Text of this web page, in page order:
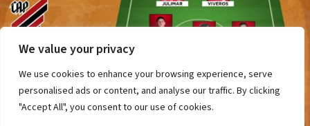
We value your privacy
We use cookies to enhance your browsing experience, serve
personalised ads or content, and analyse our traffic. By clicking
"Accept All", you consent to our use of cookies.